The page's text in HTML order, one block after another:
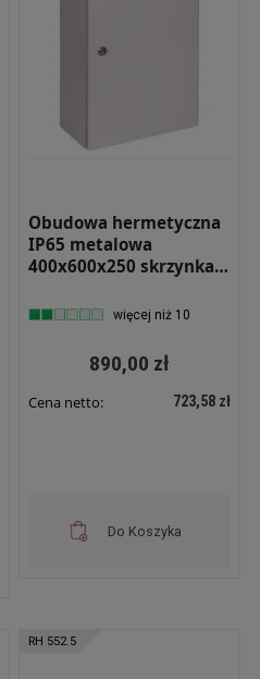
Obudowa hermetyczna
IP65 metalowa
400x600x250 skrzynka
więcej niż 10
890,00 zł
Cena netto: 723,58 zł
Do Koszyka
RH 552.5